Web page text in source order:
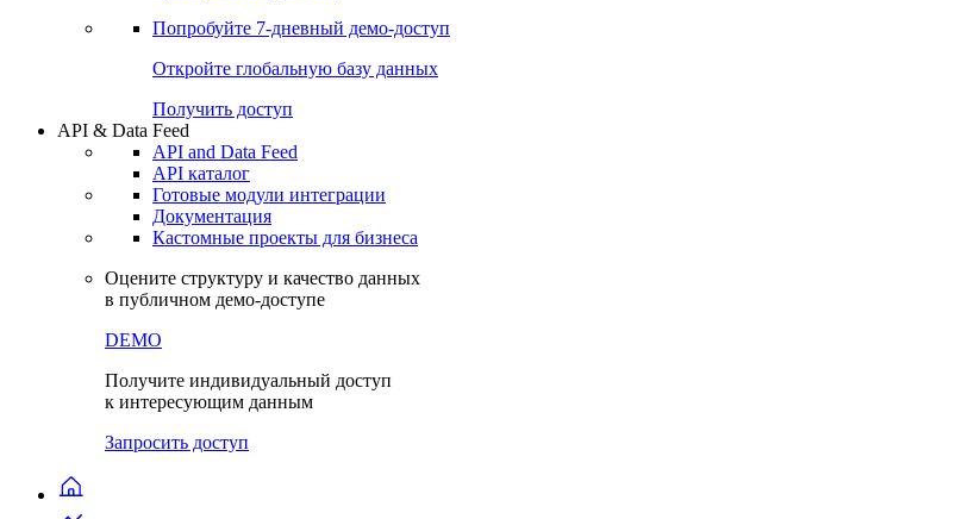
Попробуйте 7-дневный демо-доступ
Откройте глобальную базу данных
Получить доступ
API & Data Feed
API and Data Feed
API каталог
Готовые модули интеграции
Документация
Кастомные проекты для бизнеса
Оцените структуру и качество данных
в публичном демо-доступе
DEMO
Получите индивидуальный доступ
к интересующим данным
Запросить доступ